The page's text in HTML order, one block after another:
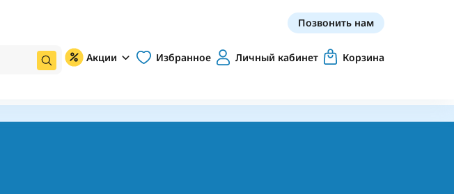
Позвонить нам
Акции Избранное Личный кабинет Корзина